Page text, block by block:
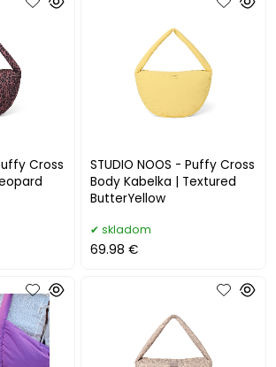
Cross
STUDIO NOOS - Puffy Cross
Body Kabelka | Textured
ButterYellow
skladom
69.98 €